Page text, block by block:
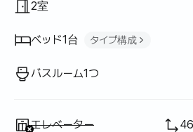
2室
ベッド1台 タイプ構成
バスルーム1つ
利用不可:
エレベーター